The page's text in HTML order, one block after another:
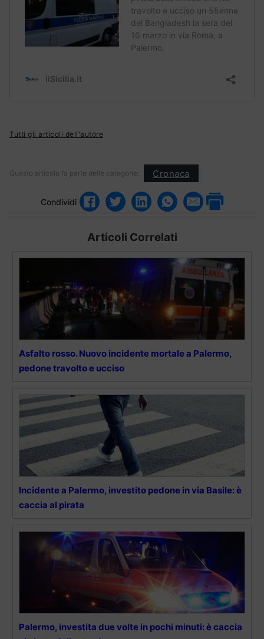
Tutti gli articoli dell'autore
Questo articolo fa parte delle categorie: Cronaca
Condividi
Articoli Correlati
Asfalto rosso. Nuovo incidente mortale a Palermo,
pedone travolto e ucciso
Incidente a Palermo, investito pedone in via Basile: è
caccia al pirata
Palermo, investita due volte in pochi minuti: è caccia